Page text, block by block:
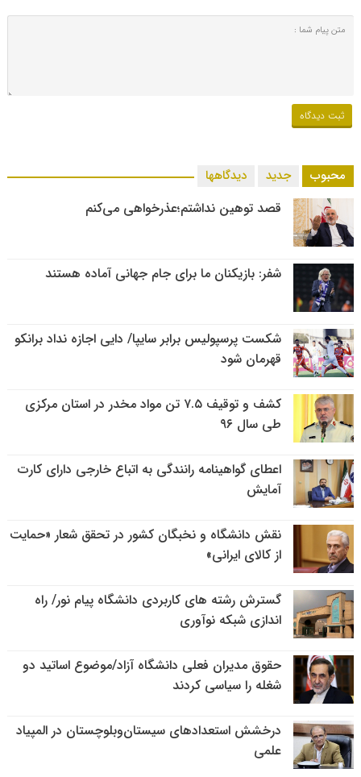
محبوب جدید دیدگاهها
قصد توهین نداشتم؛عذرخواهی می‌کنم
شفر: بازیکنان ما برای جام جهانی آماده هستند
شکست پرسپولیس برابر سایپا/ دایی اجازه نداد برانکو
قهرمان شود
کشف و توقیف ۷.۵ تن مواد مخدر در استان مرکزی
طی سال ۹۶
اعطای گواهینامه رانندگی به اتباع خارجی دارای کارت
آمایش
نقش دانشگاه و نخبگان کشور در تحقق شعار «حمایت
از کالای ایرانی»
گسترش رشته های کاربردی دانشگاه پیام نور/ راه
اندازی شبکه نوآوری
حقوق مدیران فعلی دانشگاه آزاد/موضوع اساتید دو
شغله را سیاسی کردند
درخشش استعدادهای سیستان‌وبلوچستان در المپیاد
علمی